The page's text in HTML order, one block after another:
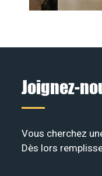
Joignez-
Vous cherchez
Dès lors